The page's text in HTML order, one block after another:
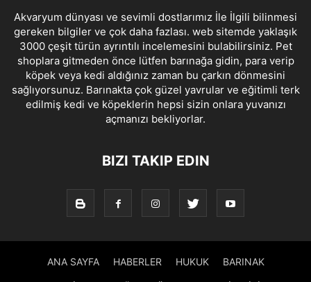
Akvaryum dünyası ve sevimli dostlarımız İle İlgili bilinmesi
gereken bilgiler ve çok daha fazlası. web sitemde yaklaşık
3000 çeşit türün ayrıntılı incelemesini bulabilirsiniz. Pet
shoplara gitmeden önce lütfen barınağa gidin, para verip
köpek veya kedi aldığınız zaman bu çarkın dönmesini
sağlıyorsunuz. Barınakta çok güzel yavrular ve eğitimli terk
edilmiş kedi ve köpeklerin hepsi sizin onlara yuvanızı
açmanızı bekliyorlar.
BIZI TAKIP EDIN
ANA SAYFA HABERLER HUKUK BARINAK